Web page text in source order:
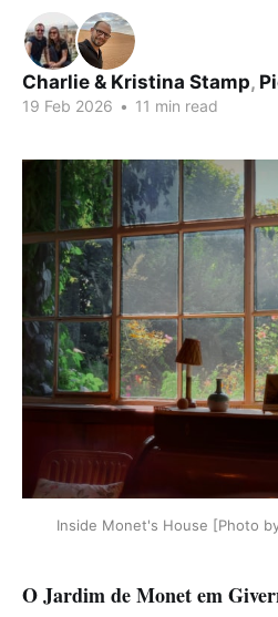
Charlie & Kristina Stamp,
19 Feb 2026 • 11 min read
Inside Monet's House [Photo
O Jardim de Monet em